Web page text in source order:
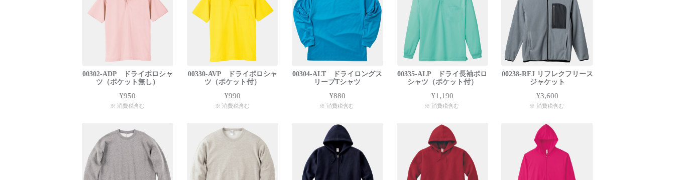
00302-ADP ドライポロシャ
ツ（ポケット無し）
¥950
※ 消費税含む
00330-AVP ドライポロシャ
ツ（ポケット付）
¥990
※ 消費税含む
00304-ALT ドライロングス
リーブTシャツ
¥880
※ 消費税含む
00335-ALP ドライ長袖ポロ
シャツ（ポケット付）
¥1,190
※ 消費税含む
00238-RFJ リフレクフリース
ジャケット
¥3,600
※ 消費税含む